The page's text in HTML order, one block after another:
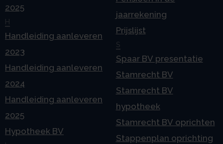
2025
H
Handleiding aanleveren
2023
Handleiding aanleveren
2024
Handleiding aanleveren
2025
Hypotheek BV
jaarrekening
Prijslijst
S
Spaar BV presentatie
Stamrecht BV
Stamrecht BV
hypotheek
Stamrecht BV oprichten
Stappenplan oprichting